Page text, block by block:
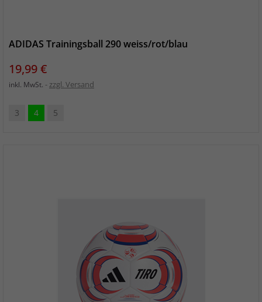
ADIDAS Trainingsball 290 weiss/rot/blau
Preis
19,99 €
inkl. MwSt. zzgl. Versand
3 4 5